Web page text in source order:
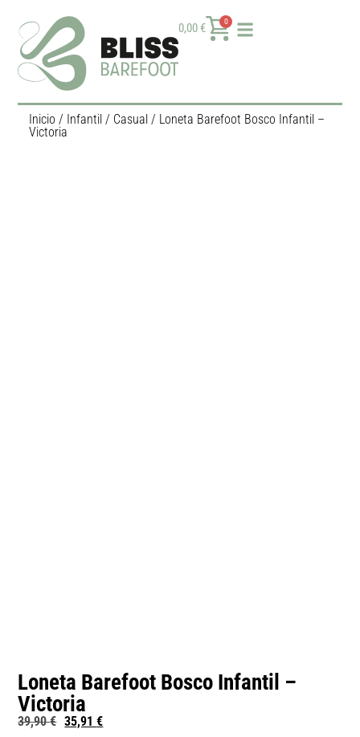
0,00€ 0
Inicio / Infantil/ Casual/ Loneta Barefoot Bosco Infantil –
Victoria
Loneta Barefoot Bosco Infantil –
Victoria
39,90€ 35,91€